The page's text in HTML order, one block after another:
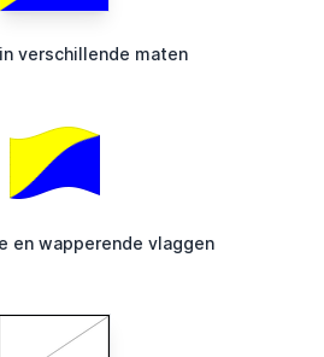
verschillende maten
en wapperende vlaggen